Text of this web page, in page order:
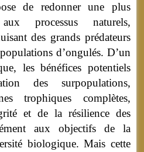
de redonner une plus
processus naturels,
des grands prédateurs
d’ongulés. D’un
les bénéfices potentiels
des surpopulations,
trophiques complètes,
et de la résilience des
aux objectifs de la
biologique. Mais cette